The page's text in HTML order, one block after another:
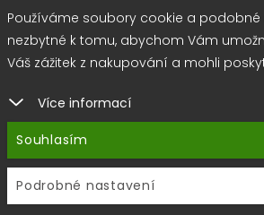
© 2026 |
Používáme soubory
Používáme soubory cookie a podobné
nezbytné k tomu, abychom Vám
Váš zážitek z nakupování a mohli
Více informací
Souhlasím
Podrobné nastavení